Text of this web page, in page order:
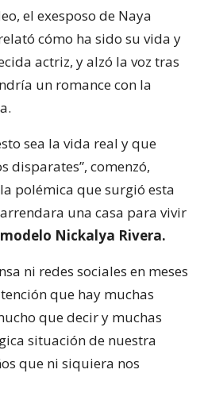
el exesposo de Naya
cómo ha sido su vida y
actriz, y alzó la voz tras
un romance con la
sea la vida real y que
disparates”, comenzó,
polémica que surgió esta
una casa para vivir
Nickalya Rivera.
ni redes sociales en meses
que hay muchas
que decir y muchas
situación de nuestra
que ni siquiera nos